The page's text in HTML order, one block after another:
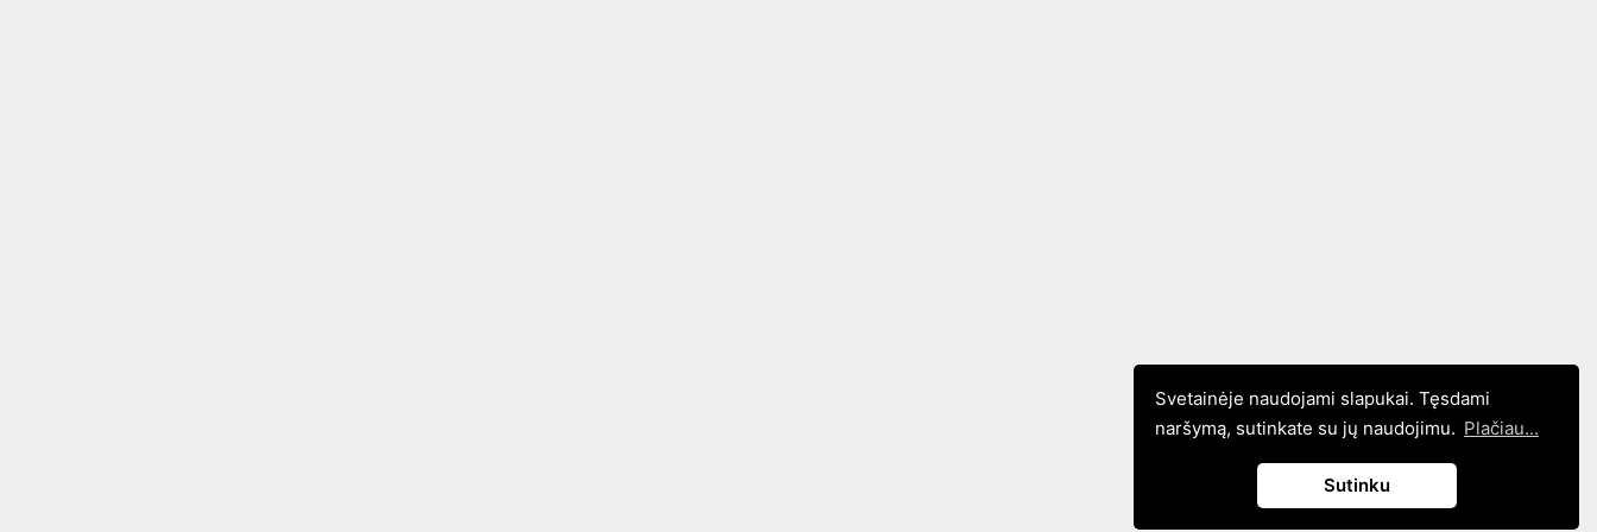
Svetainėje naudojami slapukai. Tęsdami
naršymą, sutinkate su jų naudojimu. Plačiau...
Sutinku